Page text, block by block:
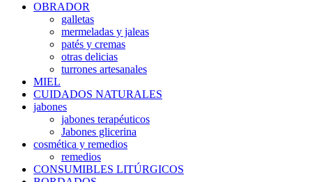
OBRADOR
galletas
mermeladas y jaleas
patés y cremas
otras delicias
turrones artesanales
MIEL
CUIDADOS NATURALES
jabones
jabones terapéuticos
Jabones glicerina
cosmética y remedios
remedios
CONSUMIBLES LITÚRGICOS